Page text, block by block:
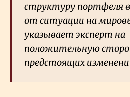
структуру портфеля
от ситуации на
указывает эксперт на
положительную
предстоящих